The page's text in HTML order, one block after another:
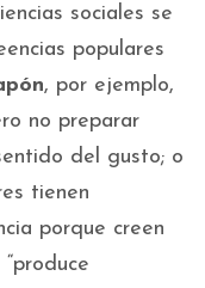
sociales se
populares
, por ejemplo,
no preparar
del gusto; o
tienen
porque creen